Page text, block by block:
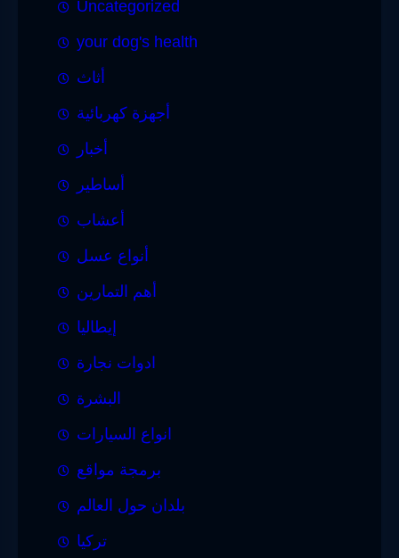
Uncategorized
your dog's health
أثاث
أجهزة كهربائية
أخبار
أساطير
أعشاب
أنواع عسل
أهم التمارين
إيطاليا
ادوات نجارة
البشرة
انواع السيارات
برمجة مواقع
بلدان حول العالم
تركيا